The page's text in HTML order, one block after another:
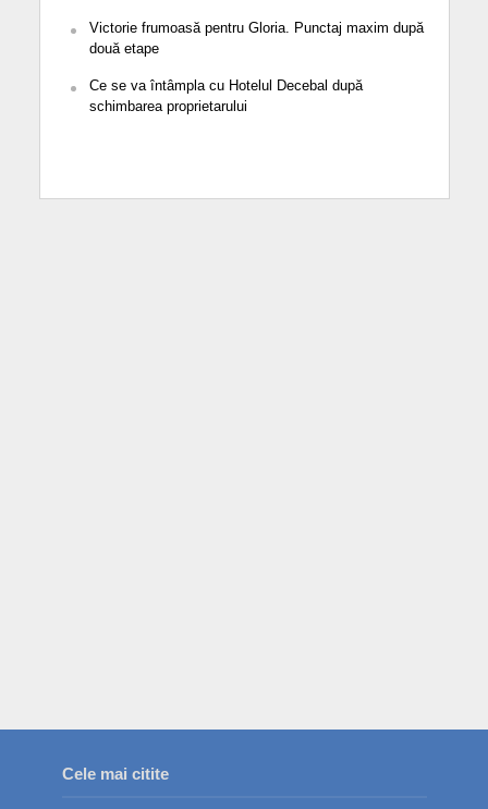
Victorie frumoasă pentru Gloria. Punctaj maxim după
două etape
Ce se va întâmpla cu Hotelul Decebal după
schimbarea proprietarului
Cele mai citite